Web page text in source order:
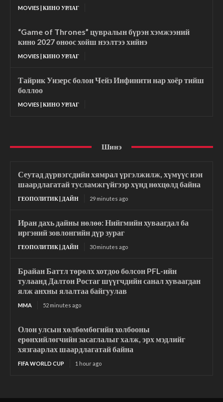
MOVIES | КИНО УРЛАГ
“Game of Thrones” цувралын бүрэн хэмжээний
кино 2027 оноос хойш нээлтээ хийнэ
MOVIES | КИНО УРЛАГ
Тайрик Уизерс болон Чейз Инфинити нар хоёр тийш
боллоо
MOVIES | КИНО УРЛАГ
Шинэ
Сеутад дүрвэгсдийн хямрал үргэлжилж, хүмүүс нэн
шаардлагатай тусламжгүйгээр хүнд нөхцөлд байна
ГЕОПОЛИТИК | ДАЙН 29 minutes ago
Иран дахь дайны нөлөө: Нийгмийн хуваагдал ба
иргэний зовлонгийн дүр зураг
ГЕОПОЛИТИК | ДАЙН 30 minutes ago
Брайан Баттл төрөлх хотдоо болсон PFL-ийн
тулаанд Далтон Ростаг шүүгчдийн санал хуваагдан
ялж анхны ялалтаа байгуулав
MMA 52 minutes ago
Олон улсын хөлбөмбөгийн холбооны
ерөнхийлөгчийн засаглалыг халж, эрх мэдлийг
хязгаарлах шаардлагатай байна
FIFA WORLD CUP 1 hour ago